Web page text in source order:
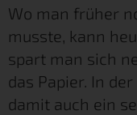
Wo man früher
musste, kann
spart man sich
das Papier. In
damit auch ein